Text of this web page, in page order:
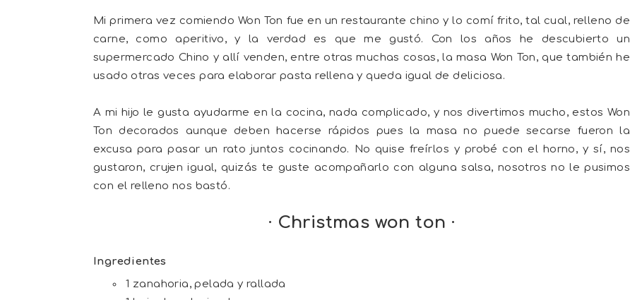
Mi primera vez comiendo Won Ton fue en un restaurante chino y lo comí frito, tal cual, relleno de
carne, como aperitivo, y la verdad es que me gustó. Con los años he descubierto un
supermercado Chino y allí venden, entre otras muchas cosas, la masa Won Ton, que también he
usado otras veces para elaborar pasta rellena y queda igual de deliciosa.
A mi hijo le gusta ayudarme en la cocina, nada complicado, y nos divertimos mucho, estos Won
Ton decorados aunque deben hacerse rápidos pues la masa no puede secarse fueron la
excusa para pasar un rato juntos cocinando. No quise freírlos y probé con el horno, y sí, nos
gustaron, crujen igual, quizás te guste acompañarlo con alguna salsa, nosotros no le pusimos
con el relleno nos bastó.
· Christmas won ton ·
Ingredientes
1 zanahoria, pelada y rallada